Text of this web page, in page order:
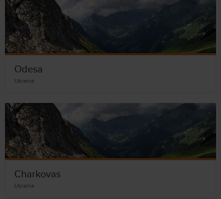
Odesa
Ukraina
Charkovas
Ukraina